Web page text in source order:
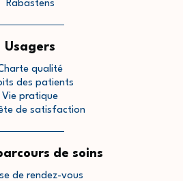
Rabastens
Usagers
qualité
des patients
Vie pratique
de satisfaction
de soins
de rendez-vous